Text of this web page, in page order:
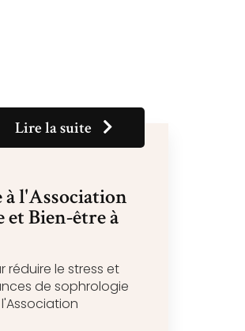
à l'Association
Bien-être à
le stress et
de sophrologie
Lire la suite